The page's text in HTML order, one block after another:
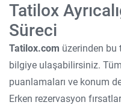
Tatilox
Süreci
Tatilox.com üzerinden bu
bilgiye ulaşabilirsiniz.
puanlamaları ve konum
Erken rezervasyon